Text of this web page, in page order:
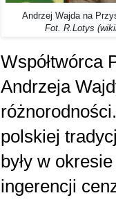
Andrzej Wajda na
Fot. R.Lotys
Współtwórca
Andrzeja
polskiej
były w
ingerencji